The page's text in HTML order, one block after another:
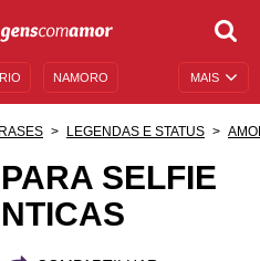
MAIS
NAMORO
DE ANIVERSÁRIO
LEGENDAS E STATUS
SELFIE